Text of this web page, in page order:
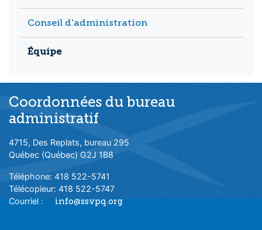
Conseil d'administration
Équipe
Coordonnées du bureau
administratif
4715, Des Replats, bureau 295
Québec (Québec) G2J 1B8
Téléphone: 418 522-5741
Télécopieur: 418 522-5747
Courriel :
info@ssvpq.org